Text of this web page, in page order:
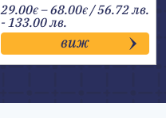
29.00€ –68.00€Price
range:
29.00€
through
68.00€
/ 56.72 лв.
- 133.00 лв.
виж